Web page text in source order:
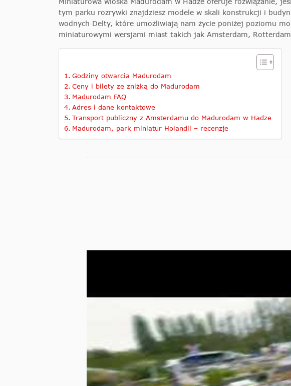
tym parku rozrywki znajdziesz modele w skali konstrukcji i
wodnych Delty, które umożliwiają nam życie poniżej poziomu
miniaturowymi wersjami miast takich jak Amsterdam,
Godziny otwarcia Madurodam
Ceny i bilety ze zniżką do Madurodam
Madurodam FAQ
Adres i dane kontaktowe
Transport publiczny z Amsterdamu do Madurodam w Hadze
Madurodam, park miniatur Holandii – recenzje